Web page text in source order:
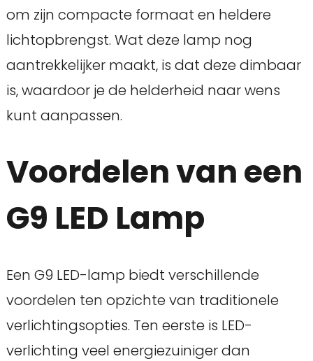
om zijn compacte formaat en heldere
lichtopbrengst. Wat deze lamp nog
aantrekkelijker maakt, is dat deze dimbaar
is, waardoor je de helderheid naar wens
kunt aanpassen.
Voordelen van een
G9 LED Lamp
Een G9 LED-lamp biedt verschillende
voordelen ten opzichte van traditionele
verlichtingsopties. Ten eerste is LED-
verlichting veel energiezuiniger dan